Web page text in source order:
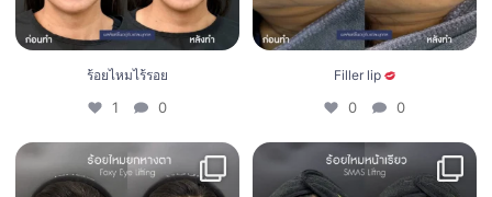
ร้อยไหมไร้รอย
1 0
Filler lip
0 0
2 0